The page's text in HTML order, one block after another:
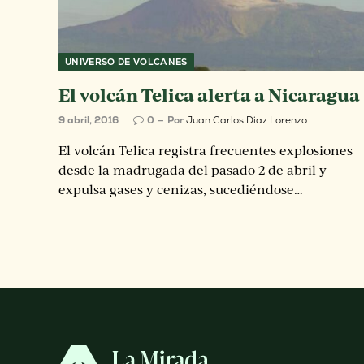
UNIVERSO DE VOLCANES
El volcán Telica alerta a Nicaragua
9 abril, 2016 0 PorJuan Carlos Diaz Lorenzo
El volcán Telica registra frecuentes explosiones
desde la madrugada del pasado 2 de abril y
expulsa gases y cenizas, sucediéndose…